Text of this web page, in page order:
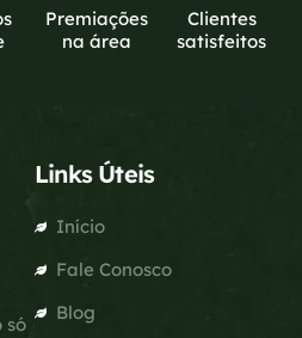
Premiações
na área
Clientes
satisfeitos
só
Links Úteis
Início
Fale Conosco
Blog